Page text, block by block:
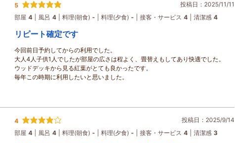
5
投稿日：2025/11/11
部屋 4 風呂 4 料理(朝食) - 料理(夕食) - 接客・サービス 4 清潔感 4
リピート確定です
今回前日予約してからの利用でした。
大人4人子供1人でしたが部屋の広さは程よく、畳替えもしてあり快適でした。
ウッドデッキから見る紅葉がとても良かったです。
毎年この時期に利用したいと思いました。
4
投稿日：2025/9/14
部屋 4 風呂 4 料理(朝食) - 料理(夕食) - 接客・サービス 4 清潔感 3